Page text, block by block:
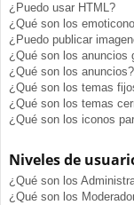
¿Puedo usar HTML?
¿Qué son los
¿Puedo publicar
¿Qué son los anuncios
¿Qué son los anuncios?
¿Qué son los temas
¿Qué son los temas
¿Qué son los iconos
Niveles de
¿Qué son los
¿Qué son los